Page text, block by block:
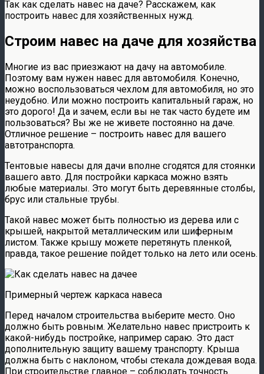
Так как сделать навес на даче? Расскажем, как
построить навес для хозяйственных нужд.
Строим навес на даче для хозяйства
Многие из вас приезжают на дачу на автомобиле.
Поэтому вам нужен навес для автомобиля. Конечно,
можно воспользоваться чехлом для автомобиля, но это
неудобно. Или можно построить капитальный гараж, но
это дорого! Да и зачем, если вы не так часто будете им
пользоваться? Вы же не живете постоянно на даче.
Отличное решение – построить навес для вашего
автотранспорта.
Тентовые навесы для дачи вполне сгодятся для стоянки
вашего авто. Для постройки каркаса можно взять
любые материалы. Это могут быть деревянные столбы,
брус или стальные трубы.
Такой навес может быть полностью из дерева или с
крышей, накрытой металлическим или шиферным
листом. Также крышу можете перетянуть пленкой,
правда, такое решение пойдет только на лето или осень.
Примерный чертеж каркаса навеса
Перед началом строительства выберите место. Оно
должно быть ровным. Желательно навес пристроить к
какой-нибудь постройке, например сараю. Это даст
дополнительную защиту вашему транспорту. Крыша
должна быть с наклоном, чтобы стекала дождевая вода.
При строительстве главное – соблюдать точность.